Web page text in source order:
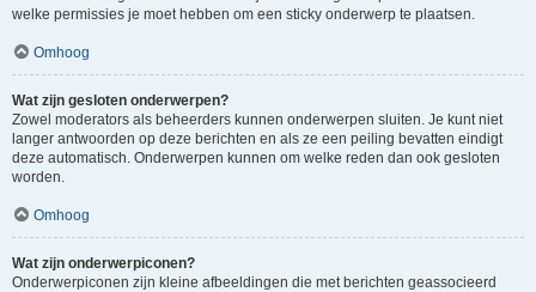
welke permissies je moet hebben om een sticky onderwerp te plaatsen.
Omhoog
Wat zijn gesloten onderwerpen?
Zowel moderators als beheerders kunnen onderwerpen sluiten. Je kunt niet
langer antwoorden op deze berichten en als ze een peiling bevatten eindigt
deze automatisch. Onderwerpen kunnen om welke reden dan ook gesloten
worden.
Omhoog
Wat zijn onderwerpiconen?
Onderwerpiconen zijn kleine afbeeldingen die met berichten geassocieerd